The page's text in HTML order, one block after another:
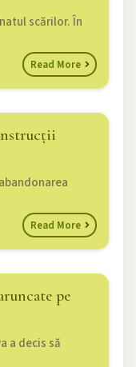
scărilor. În
Read More
Read More
pe
a decis să